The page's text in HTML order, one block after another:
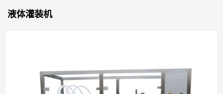
“专业资格，打造品牌”是东泰的经营目标，“卓越质量，信赖价格”
液体灌装机